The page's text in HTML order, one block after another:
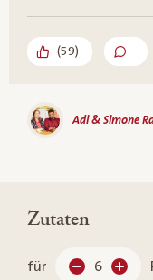
(59)
Adi & Simone
Zutaten
für 6